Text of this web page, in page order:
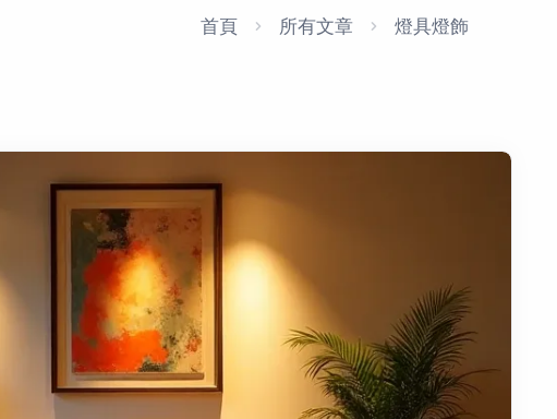
首頁 所有文章 燈具燈飾